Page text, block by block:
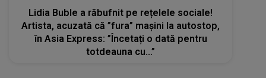
Lidia Buble a răbufnit pe rețelele sociale!
Artista, acuzată că ”fura” mașini la autostop,
în Asia Express: ”Încetați o dată pentru
totdeauna cu...”